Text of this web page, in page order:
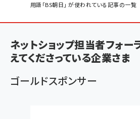
ン
く
ず
用語「BS朝日」 が使われている記事の一覧
ネットショップ担当者フォー
えてくださっている企業さま
ゴールドスポンサー